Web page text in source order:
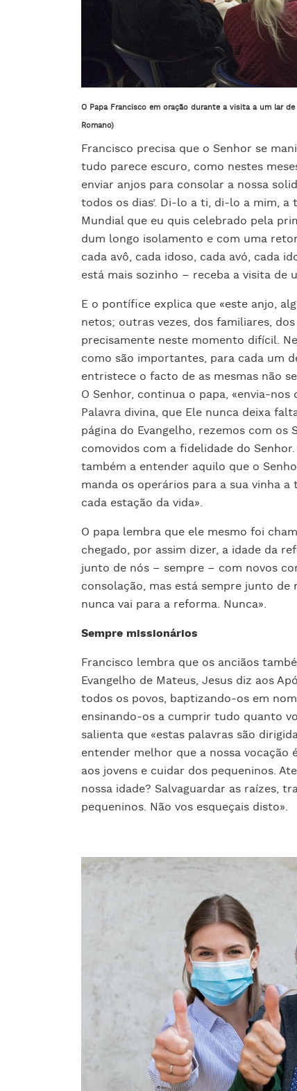
O Papa Francisco em oração durante a visita a um lar
Romano)
Francisco precisa que o Senhor se
tudo parece escuro, como nestes
enviar anjos para consolar a nossa
todos os dias’. Di-lo a ti, di-lo a mim,
Mundial que eu quis celebrado pela
dum longo isolamento e com uma
cada avô, cada idoso, cada avó, cada
está mais sozinho – receba a visita de
E o pontífice explica que «este anjo,
netos; outras vezes, dos familiares,
precisamente neste momento difícil.
como são importantes, para cada um
entristece o facto de as mesmas não
O Senhor, continua o papa, «envia-
Palavra divina, que Ele nunca deixa
página do Evangelho, rezemos com os
comovidos com a fidelidade do
também a entender aquilo que o
manda os operários para a sua vinha a
cada estação da vida».
O papa lembra que ele mesmo foi
chegado, por assim dizer, a idade da
junto de nós – sempre – com novos
consolação, mas está sempre junto de
nunca vai para a reforma. Nunca».
Sempre missionários
Francisco lembra que os anciãos
Evangelho de Mateus, Jesus diz aos
todos os povos, baptizando-os em
ensinando-os a cumprir tudo quanto
salienta que «estas palavras são
entender melhor que a nossa vocação
aos jovens e cuidar dos pequeninos.
nossa idade? Salvaguardar as raízes,
pequeninos. Não vos esqueçais disto».